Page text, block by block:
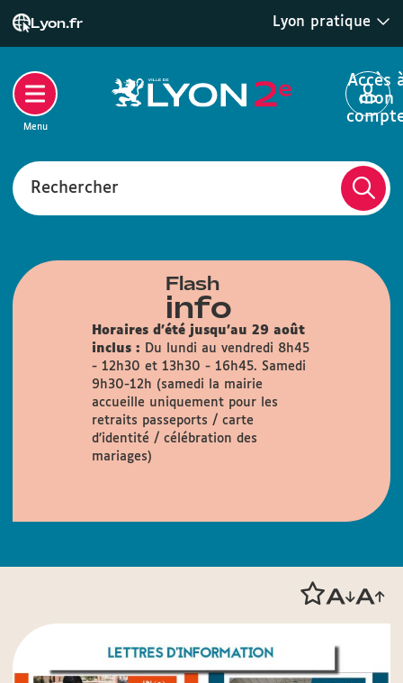
Lyon.fr Lyon pratique
Rechercher
Accès
mon
Menu
Flash
info
Horaires d'été jusqu'au 29 août
inclus :
Du lundi au vendredi 8h45
- 12h30 et 13h30 - 16h45. Samedi
9h30-12h (samedi la mairie
accueille uniquement pour les
retraits passeports / carte
d’identité / célébration des
mariages)